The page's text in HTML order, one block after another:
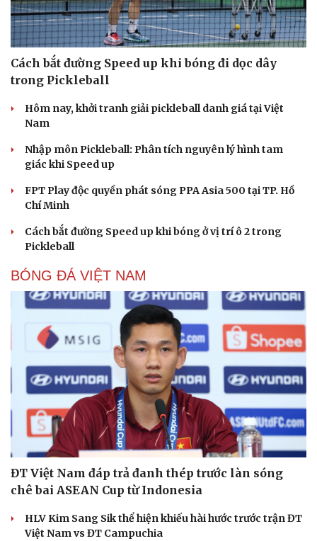
Cách bắt đường Speed up khi bóng đi dọc dây
trong Pickleball
Hôm nay, khởi tranh giải pickleball danh giá tại Việt
Nam
Nhập môn Pickleball: Phân tích nguyên lý hình tam
giác khi Speed up
FPT Play độc quyền phát sóng PPA Asia 500 tại TP. Hồ
Chí Minh
Cách bắt đường Speed up khi bóng ở vị trí ô 2 trong
Pickleball
BÓNG ĐÁ VIỆT NAM
ĐT Việt Nam đáp trả đanh thép trước làn sóng
chê bai ASEAN Cup từ Indonesia
HLV Kim Sang Sik thể hiện khiếu hài hước trước trận ĐT
Việt Nam vs ĐT Campuchia